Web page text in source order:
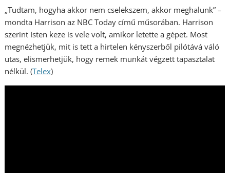
„Tudtam, hogyha akkor nem cselekszem, akkor meghalunk” –
mondta Harrison az NBC Today című műsorában. Harrison
szerint Isten keze is vele volt, amikor letette a gépet. Most
megnézhetjük, mit is tett a hirtelen kényszerből pilótává váló
utas, elismerhetjük, hogy remek munkát végzett tapasztalat
nélkül. (Telex)